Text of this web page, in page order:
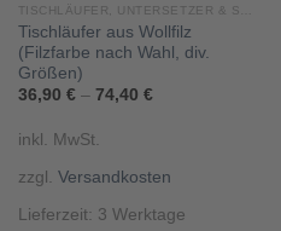
wishlist
Tischläufer aus Wollfilz
(Filzfarbe nach Wahl, div.
Größen)
36,90 €– 74,40 €
inkl. MwSt.
zzgl. Versandkosten
Lieferzeit: 3 Werktage